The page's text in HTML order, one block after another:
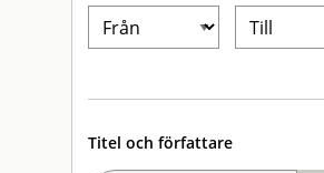
Titel och författare